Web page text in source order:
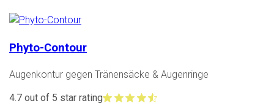
Phyto-Contour
Augenkontur gegen Tränensäcke & Augenringe
4.7 out of 5 star rating